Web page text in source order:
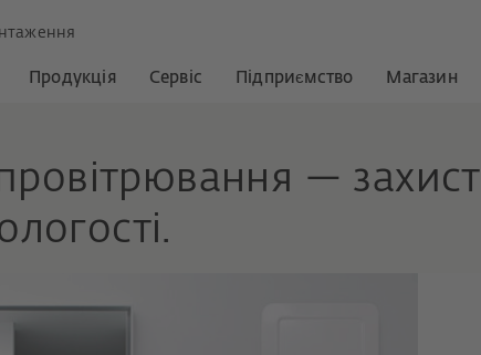
Продукція Сервіс Підприємство Магазин
— захист